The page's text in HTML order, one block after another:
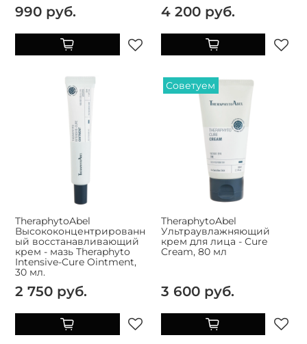
990 руб. 4 200 руб.
TheraphytoAbel
Высококонцентрированн
ый восстанавливающий
крем - мазь Theraphyto
Intensive-Cure Ointment,
30 мл.
2 750 руб.
Советуем
TheraphytoAbel
Ультраувлажняющий
крем для лица - Cure
Cream, 80 мл
3 600 руб.